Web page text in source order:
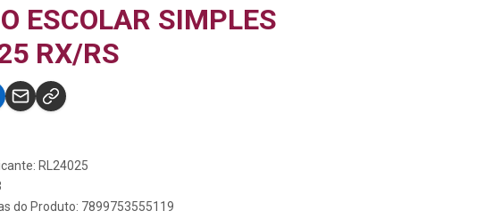
ESCOLAR SIMPLES
RX/RS
RL24025
do Produto: 7899753555119